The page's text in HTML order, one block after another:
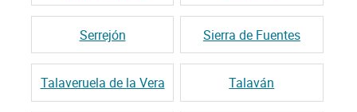
Serrejón Sierra de Fuentes
Talaveruela de la Vera Talaván